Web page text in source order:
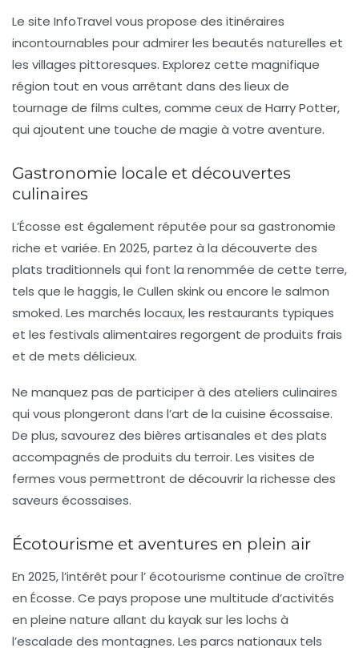
Le site InfoTravel vous propose des itinéraires
incontournables pour admirer les beautés naturelles et
les villages pittoresques. Explorez cette magnifique
région tout en vous arrêtant dans des lieux de
tournage de films cultes, comme ceux de Harry Potter,
qui ajoutent une touche de magie à votre aventure.
Gastronomie locale et découvertes
culinaires
L’Écosse est également réputée pour sa gastronomie
riche et variée. En 2025, partez à la découverte des
plats traditionnels qui font la renommée de cette terre,
tels que le haggis, le Cullen skink ou encore le salmon
smoked. Les marchés locaux, les restaurants typiques
et les festivals alimentaires regorgent de produits frais
et de mets délicieux.
Ne manquez pas de participer à des ateliers culinaires
qui vous plongeront dans l’art de la cuisine écossaise.
De plus, savourez des bières artisanales et des plats
accompagnés de produits du terroir. Les visites de
fermes vous permettront de découvrir la richesse des
saveurs écossaises.
Écotourisme et aventures en plein air
En 2025, l’intérêt pour l’écotourisme continue de croître
en Écosse. Ce pays propose une multitude d’activités
en pleine nature allant du kayak sur les lochs à
l’escalade des montagnes. Les parcs nationaux tels